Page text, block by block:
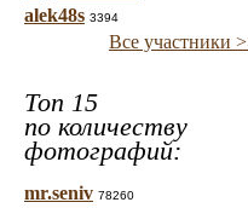
alek48s 3394
Все участники
Топ 15
по количеству
фотографий:
mr.seniv 78260